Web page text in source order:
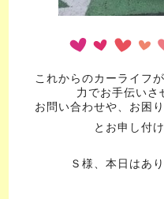
これからのカーライフ
力でお手伝いさ
お問い合わせや、お困
とお申し付
Ｓ様、本日はあ